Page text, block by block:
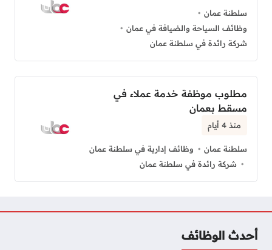
سلطنة عمان
وظائف السياحة والضيافة في عمان
شركة رائدة في سلطنة عمان
مطلوب موظفة خدمة عملاء في
مسقط بعمان
منذ 4 أيام
سلطنة عمان
وظائف إدارية في سلطنة عمان
شركة رائدة في سلطنة عمان
أحدث الوظائف